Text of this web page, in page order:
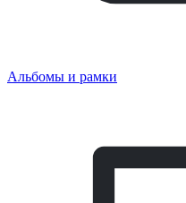
Альбомы и рамки